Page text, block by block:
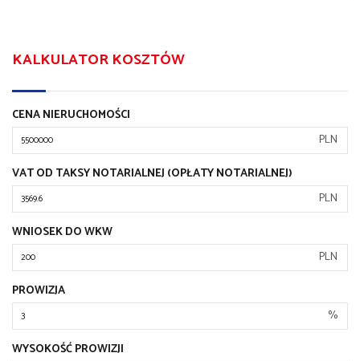
KALKULATOR KOSZTÓW
CENA NIERUCHOMOŚCI
PLN
VAT OD TAKSY NOTARIALNEJ (OPŁATY NOTARIALNEJ)
PLN
WNIOSEK DO WKW
PLN
PROWIZJA
%
WYSOKOŚĆ PROWIZJI